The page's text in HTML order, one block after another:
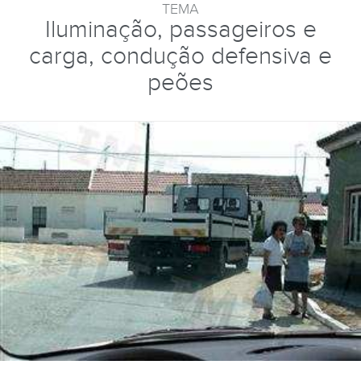
TEMA
Iluminação, passageiros e
carga, condução defensiva e
peões